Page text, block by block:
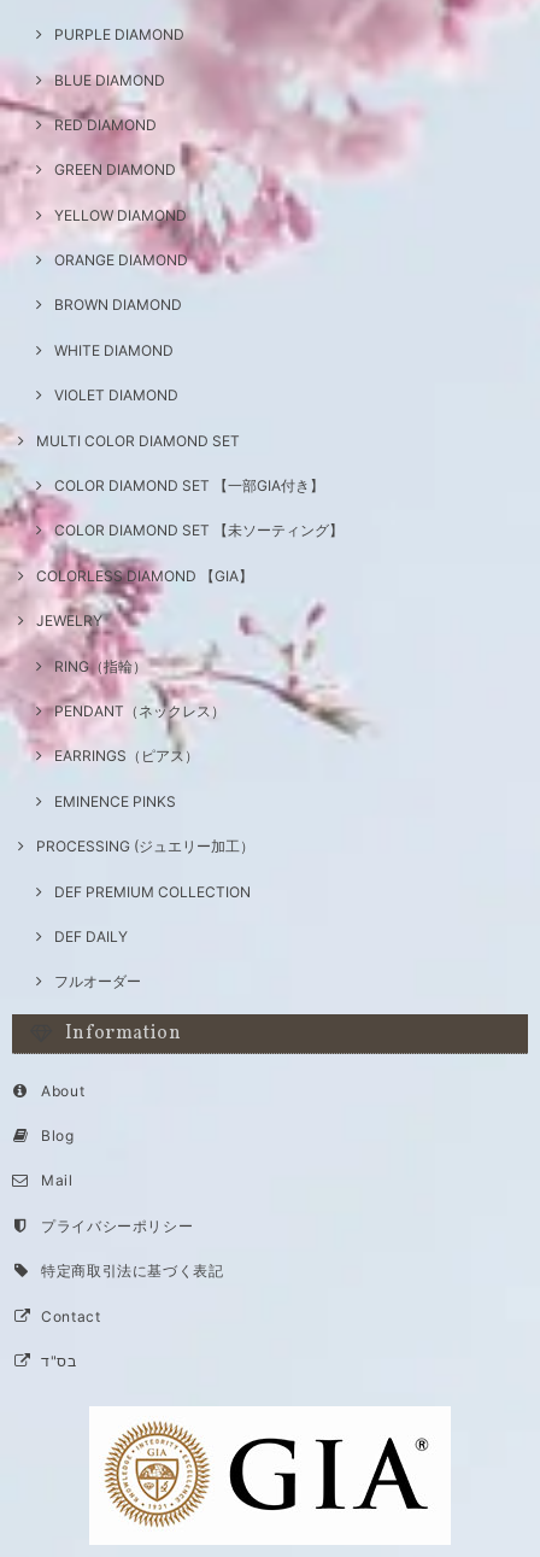
PURPLE DIAMOND
BLUE DIAMOND
RED DIAMOND
GREEN DIAMOND
YELLOW DIAMOND
ORANGE DIAMOND
BROWN DIAMOND
WHITE DIAMOND
VIOLET DIAMOND
MULTI COLOR DIAMOND SET
COLOR DIAMOND SET 【一部GIA付き】
COLOR DIAMOND SET 【未ソーティング】
COLORLESS DIAMOND 【GIA】
JEWELRY
RING（指輪）
PENDANT（ネックレス）
EARRINGS（ピアス）
EMINENCE PINKS
PROCESSING (ジュエリー加工）
DEF PREMIUM COLLECTION
DEF DAILY
フルオーダー
Information
About
Blog
Mail
プライバシーポリシー
特定商取引法に基づく表記
Contact
בס"ד